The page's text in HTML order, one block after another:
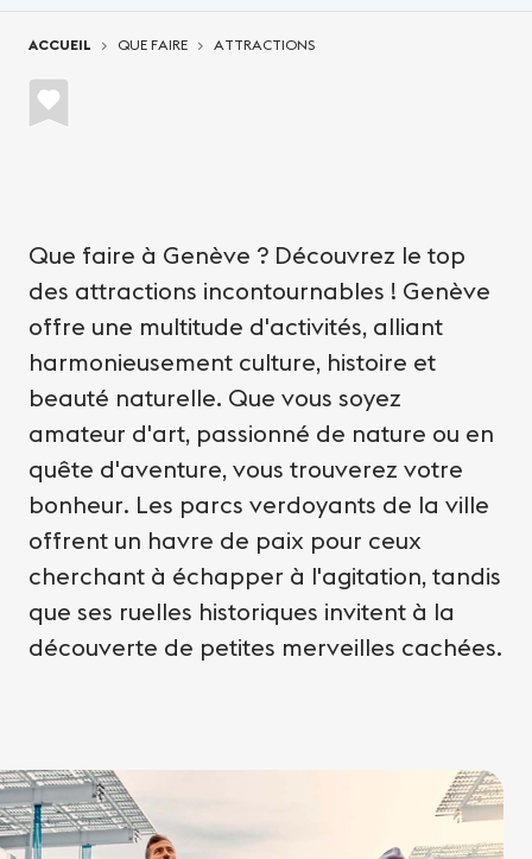
ACCUEIL QUE FAIRE ATTRACTIONS
Que faire à Genève ? Découvrez le top
des attractions incontournables ! Genève
offre une multitude d'activités, alliant
harmonieusement culture, histoire et
beauté naturelle. Que vous soyez
amateur d'art, passionné de nature ou en
quête d'aventure, vous trouverez votre
bonheur. Les parcs verdoyants de la ville
offrent un havre de paix pour ceux
cherchant à échapper à l'agitation, tandis
que ses ruelles historiques invitent à la
découverte de petites merveilles cachées.